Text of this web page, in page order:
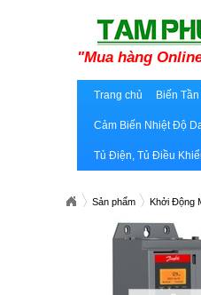
"Mua hàng
Trang chủ Biến
Cảm Biến Nhiệt Độ
Tủ Điện, Tủ Điều
Sản phẩm Khởi Động